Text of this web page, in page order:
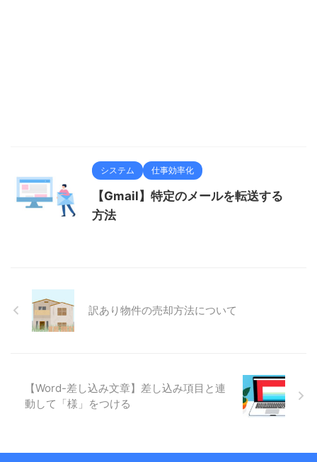
システム 仕事効率化
【Gmail】特定のメールを転送する
方法
訳あり物件の売却方法について
【Word-差し込み文章】差し込み項目と連
動して「様」をつける